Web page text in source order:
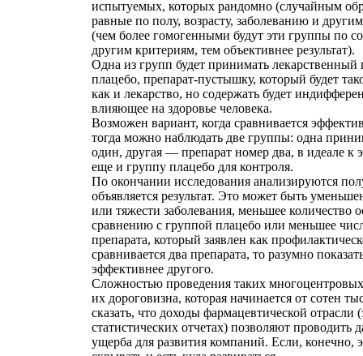
испытуемых, которых рандомно (случайным
равные по полу, возрасту, заболеванию и
(чем более гомогенными будут эти группы по
другим критериям, тем объективнее результат).
Одна из групп будет принимать лекарственный
плацебо, препарат-пустышку, который будет
как и лекарство, но содержать будет
влияющее на здоровье человека.
Возможен вариант, когда сравнивается
тогда можно наблюдать две группы: одна
один, другая — препарат номер два, в идеале к
еще и группу плацебо для контроля.
По окончании исследования анализируются
объявляется результат. Это может быть
или тяжести заболевания, меньшее количество
сравнению с группой плацебо или меньшее
препарата, который заявлен как
сравнивается два препарата, то разумно
эффективнее другого.
Сложностью проведения таких многоцентровых
их дороговизна, которая начинается от сотен
сказать, что доходы фармацевтической отрасли
статистических отчетах) позволяют проводить
ущерба для развития компаний. Если, конечно,